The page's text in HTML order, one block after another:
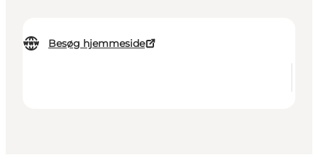
Besøg hjemmeside